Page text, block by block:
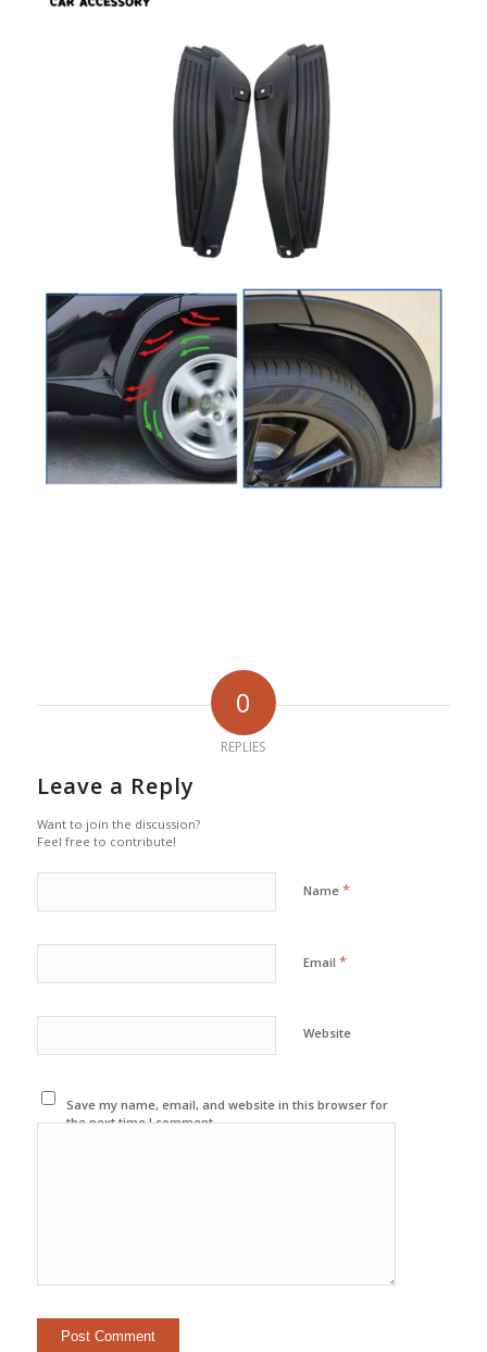
0
REPLIES
Leave a Reply
Want to join the discussion?
Feel free to contribute!
Name *
Email *
Website
Save my name, email, and website in this browser for
the next time I comment.